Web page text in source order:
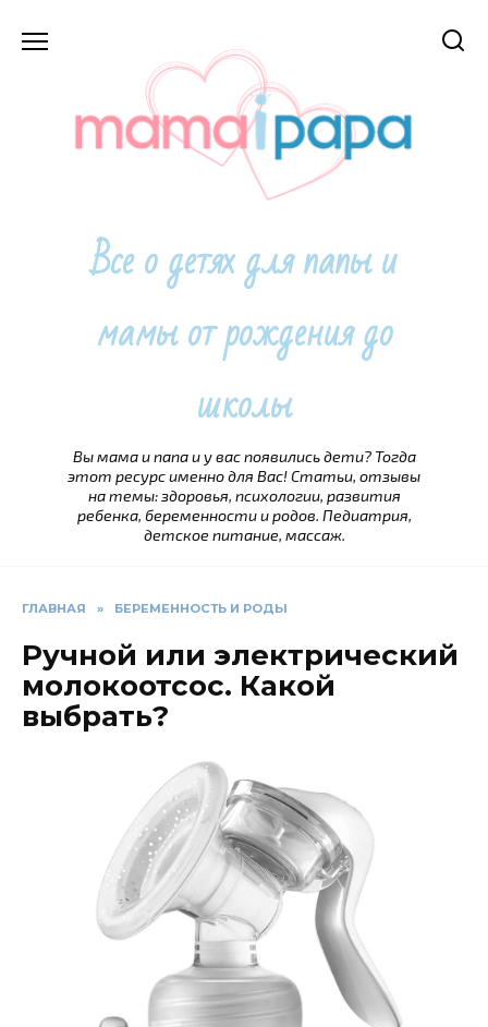
Все о детях для папы и
мамы от рождения до
школы
Вы мама и папа и у вас появились дети? Тогда
этот ресурс именно для Вас! Статьи, отзывы
на темы: здоровья, психологии, развития
ребенка, беременности и родов. Педиатрия,
детское питание, массаж.
ГЛАВНАЯ » БЕРЕМЕННОСТЬ И РОДЫ
Ручной или электрический
молокоотсос. Какой
выбрать?